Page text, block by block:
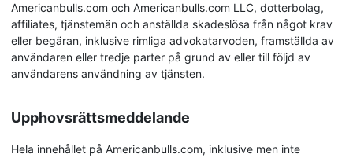
Americanbulls.com och Americanbulls.com LLC, dotterbolag,
affiliates, tjänstemän och anställda skadeslösa från något krav
eller begäran, inklusive rimliga advokatarvoden, framställda av
användaren eller tredje parter på grund av eller till följd av
användarens användning av tjänsten.
Upphovsrättsmeddelande
Hela innehållet på Americanbulls.com, inklusive men inte